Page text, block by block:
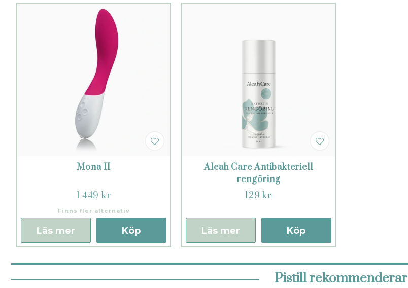
Mona II
1 449 kr
Finns fler alternativ
Köp
Läs mer
Aleah Care Antibakteriell
rengöring
129 kr
Köp
Läs mer
Pistill rekommenderar